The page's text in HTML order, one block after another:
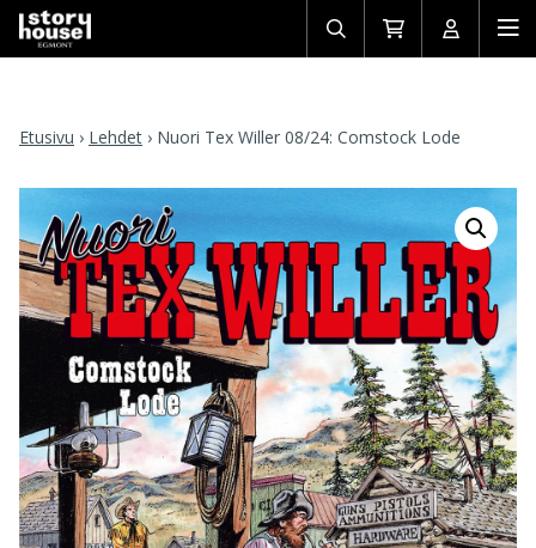
Avaa/sulje
haku
Siirry
ostoskoriin
Avaa/
Etusivu › Lehdet › Nuori Tex Willer 08/24: Comstock Lode